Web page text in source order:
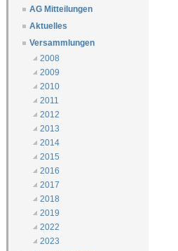
AG Mitteilungen
Aktuelles
Versammlungen
2008
2009
2010
2011
2012
2013
2014
2015
2016
2017
2018
2019
2022
2023